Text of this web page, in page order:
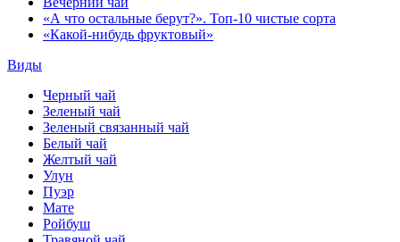
«А что остальные берут?». Топ-10 чистые сорта
«Какой-нибудь фруктовый»
Виды
Черный чай
Зеленый чай
Зеленый связанный чай
Белый чай
Желтый чай
Улун
Пуэр
Мате
Ройбуш